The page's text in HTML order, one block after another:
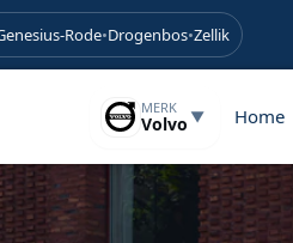
Rode•Drogenbos•Zellik
MERK
Volvo ▼ Home